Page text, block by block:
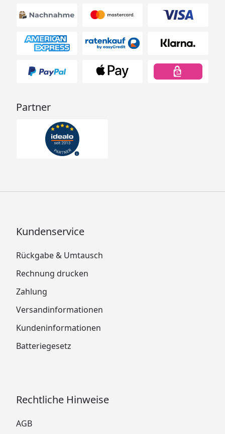
Partner
Kundenservice
Rückgabe & Umtausch
Rechnung drucken
Zahlung
Versandinformationen
Kundeninformationen
Batteriegesetz
Rechtliche Hinweise
AGB